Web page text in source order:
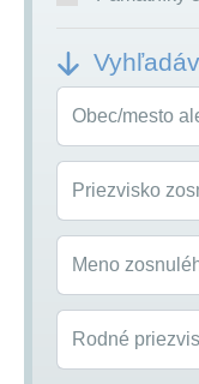
Obec/mesto
Priezvisko
Meno
Rodné